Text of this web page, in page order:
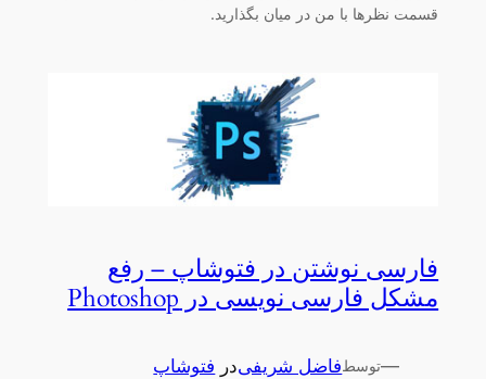
قسمت نظرها با من در میان بگذارید.
فارسی نوشتن در فتوشاپ – رفع
مشکل فارسی نویسی در Photoshop
—توسطفاضل شریفیدر فتوشاپ